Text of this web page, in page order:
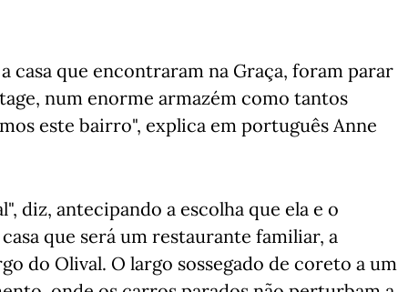
casa que encontraram na Graça, foram parar
num enorme armazém como tantos
este bairro", explica em português Anne
diz, antecipando a escolha que ela e o
que será um restaurante familiar, a
do Olival. O largo sossegado de coreto a um